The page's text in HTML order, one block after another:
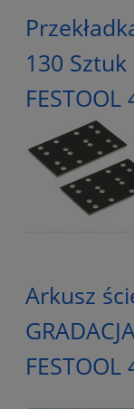
130
FESTOOL
Arkusz
FESTOOL